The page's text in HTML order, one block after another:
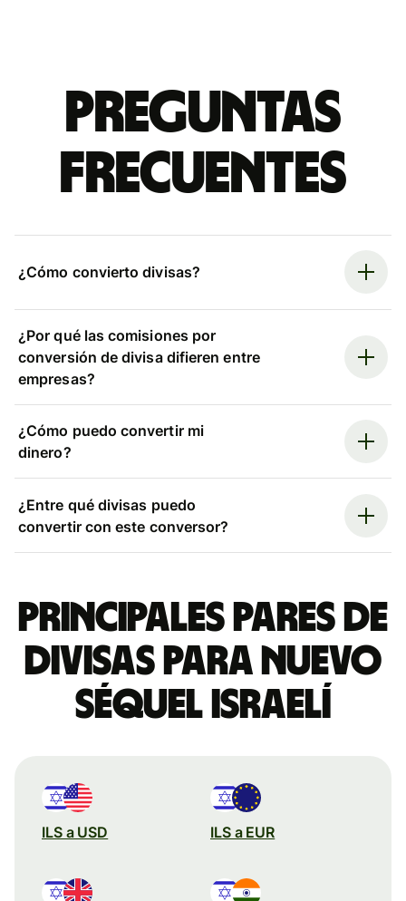
Preguntas
frecuentes
¿Cómo convierto divisas?
¿Por qué las comisiones por
conversión de divisa difieren entre
empresas?
¿Cómo puedo convertir mi
dinero?
¿Entre qué divisas puedo
convertir con este conversor?
Principales pares de
divisas para nuevo
séquel israelí
ILS a USD ILS a EUR